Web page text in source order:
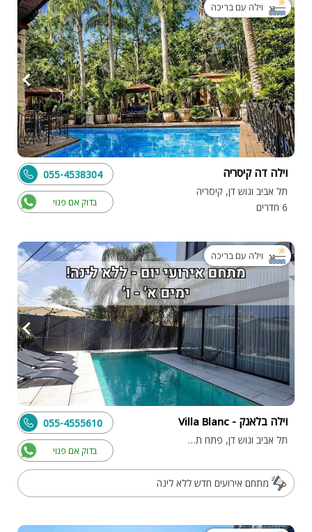
וילה עם בריכה
וילה דה קיסריה
תל אביב וגוש דן, קיסריה
6 חדרים
בדוק אם פנוי
055-4538304
וילה עם בריכה
וילה בלאנק - Villa Blanc
תל אביב וגוש דן, פתח תקווה
בדוק אם פנוי
055-4555610
מתחם אירועים חדש ללא לינה